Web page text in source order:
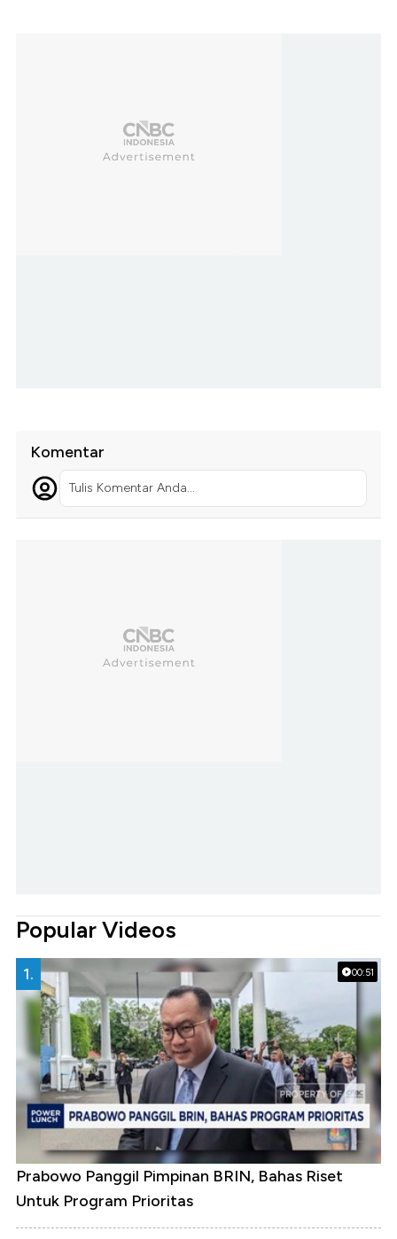
Komentar
Tulis Komentar Anda...
Popular Videos
00:51
1.
Prabowo Panggil Pimpinan BRIN, Bahas Riset
Untuk Program Prioritas